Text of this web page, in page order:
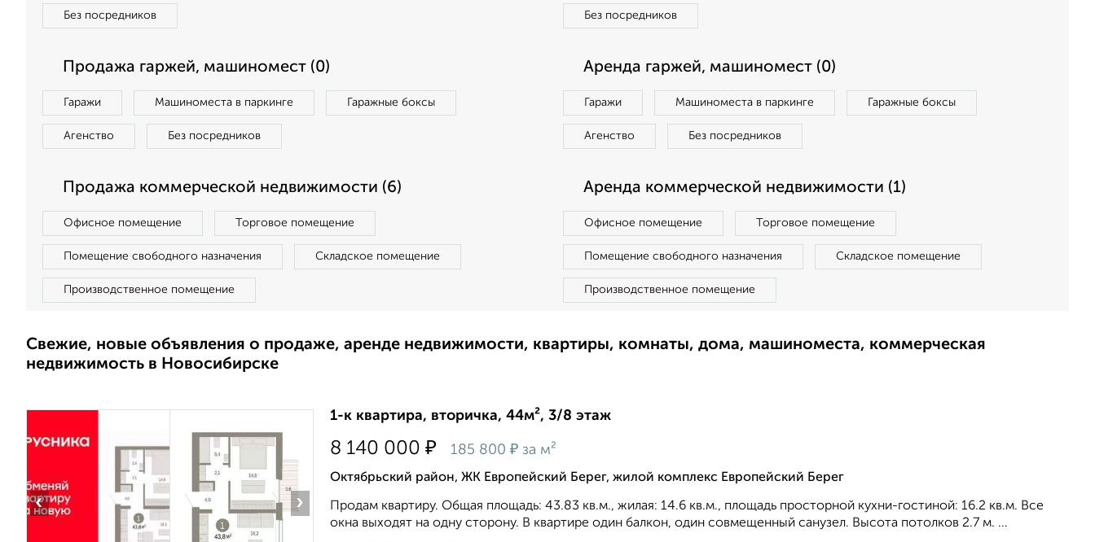
Без посредников Без посредников
Продажа гаржей, машиномест (0)
Гаражи Машиноместа в паркинге Гаражные боксы
Агенство Без посредников
Аренда гаржей, машиномест (0)
Гаражи Машиноместа в паркинге Гаражные боксы
Агенство Без посредников
Продажа коммерческой недвижимости (6)
Офисное помещение Торговое помещение
Помещение свободного назначения Складское помещение
Производственное помещение
Аренда коммерческой недвижимости (1)
Офисное помещение Торговое помещение
Помещение свободного назначения Складское помещение
Производственное помещение
Свежие, новые объявления о продаже, аренде недвижимости, квартиры, комнаты, дома, машиноместа, коммерческая
недвижимость в Новосибирске
‹ ›
1-к квартира, вторичка, 44м², 3/8 этаж
8 140 000 ₽ 185 800 ₽ за м²
Октябрьский район, ЖК Европейский Берег, жилой комплекс Европейский Берег
Продам квартиру. Общая площадь: 43.83 кв.м., жилая: 14.6 кв.м., площадь просторной кухни-гостиной: 16.2 кв.м. Все
окна выходят на одну сторону. В квартире один балкон, один совмещенный санузел. Высота потолков 2.7 м. ...